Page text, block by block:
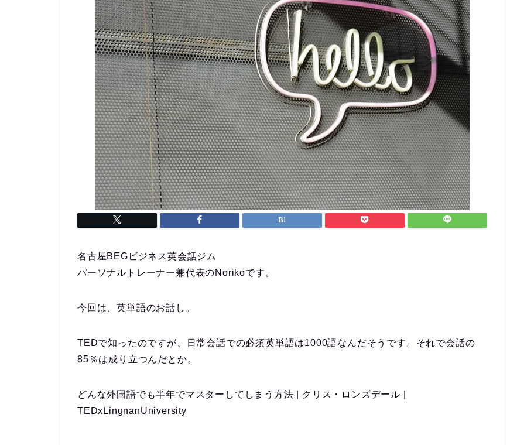
名古屋BEGビジネス英会話ジム
パーソナルトレーナー兼代表のNorikoです。
今回は、英単語のお話し。
TEDで知ったのですが、 日常会話での必須英単語は1000語なんだそうです。それで会話の
85％は成り立つんだとか。
どんな外国語でも半年でマスターしてしまう方法 | クリス・ロンズデール |
TEDxLingnanUniversity
20代医療関係職です。
完全個別指導で宿題を出して
くれ、宿題チェックから授業
の内容まで相談しながら進め
ていただき、まさに求めてい
たスクールでした。
外国人講師とzoomで繋いだ
レッスンもしていただき、そ
の文字起こしを資料としてい
ただけるので復習にも役立ち
ます。
毎週相談しながら進めるので
なんとか仕事と両立すること
ができました。
英会話など目標がある方、サ
ポートを受けながら進めたい
方におすすめです！